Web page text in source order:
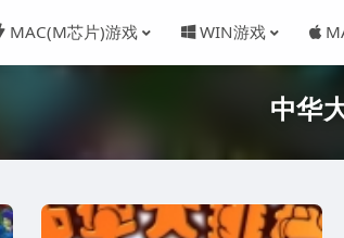
MAC(M芯片)游戏 WIN游戏
中华